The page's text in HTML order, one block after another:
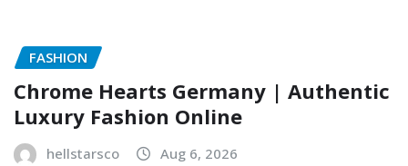
FASHION
Chrome Hearts Germany | Authentic
Luxury Fashion Online
hellstarsco Aug 6, 2026